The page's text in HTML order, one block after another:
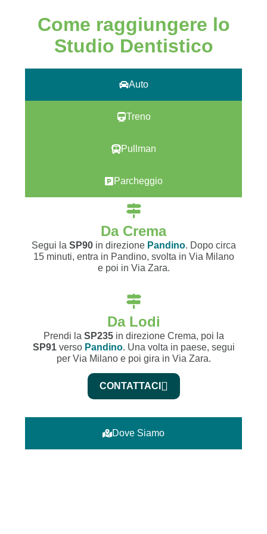
Come raggiungere lo
Studio Dentistico
Auto
Treno
Pullman
Parcheggio
Da Crema
Segui la SP90in direzione Pandino. Dopo circa
15 minuti, entra in Pandino, svolta in Via Milano
e poi in Via Zara.
Da Lodi
Prendi la SP235in direzione Crema, poi la
SP91verso Pandino. Una volta in paese, segui
per Via Milano e poi gira in Via Zara.
CONTATTACI
Dove Siamo